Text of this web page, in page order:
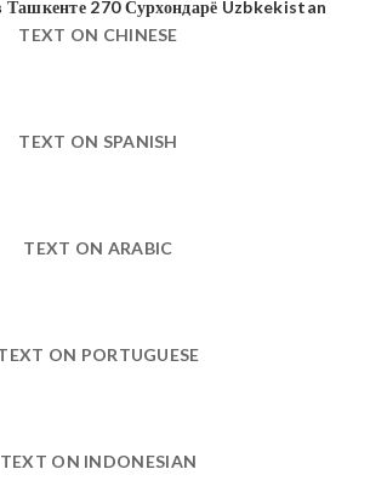
TEXT ON CHINESE
TEXT ON SPANISH
TEXT ON ARABIC
ON PORTUGUESE
TEXT ON INDONESIAN